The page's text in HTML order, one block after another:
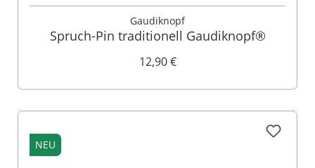
Gaudiknopf
Spruch-Pin traditionell Gaudiknopf®
12,90 €
NEU